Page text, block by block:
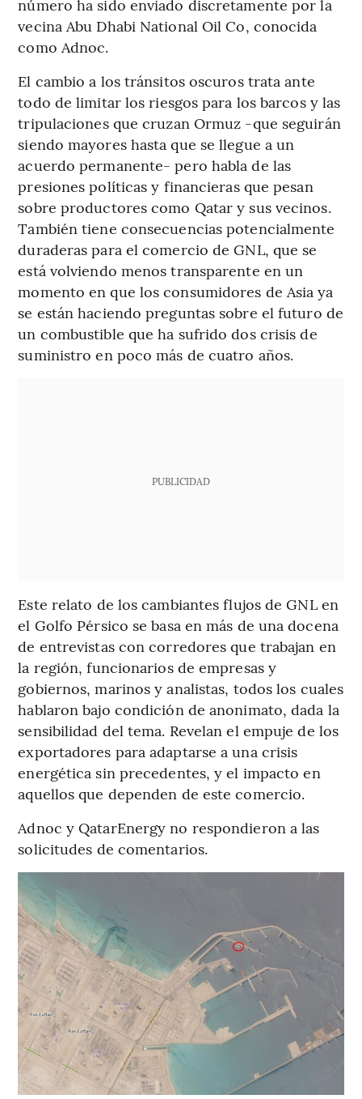
número ha sido enviado discretamente por la
vecina Abu Dhabi National Oil Co, conocida
como Adnoc.
El cambio a los tránsitos oscuros trata ante
todo de limitar los riesgos para los barcos y las
tripulaciones que cruzan Ormuz -que seguirán
siendo mayores hasta que se llegue a un
acuerdo permanente- pero habla de las
presiones políticas y financieras que pesan
sobre productores como Qatar y sus vecinos.
También tiene consecuencias potencialmente
duraderas para el comercio de GNL, que se
está volviendo menos transparente en un
momento en que los consumidores de Asia ya
se están haciendo preguntas sobre el futuro de
un combustible que ha sufrido dos crisis de
suministro en poco más de cuatro años.
PUBLICIDAD
Este relato de los cambiantes flujos de GNL en
el Golfo Pérsico se basa en más de una docena
de entrevistas con corredores que trabajan en
la región, funcionarios de empresas y
gobiernos, marinos y analistas, todos los cuales
hablaron bajo condición de anonimato, dada la
sensibilidad del tema. Revelan el empuje de los
exportadores para adaptarse a una crisis
energética sin precedentes, y el impacto en
aquellos que dependen de este comercio.
Adnoc y QatarEnergy no respondieron a las
solicitudes de comentarios.